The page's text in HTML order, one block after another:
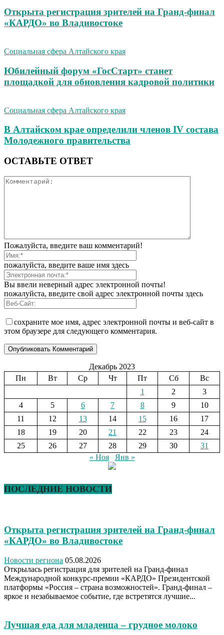
Открыта регистрация зрителей на Гранд-финал
«КАРДО» во Владивостоке
Социальная сфера Алтайского края
Юбилейный форум «ГосСтарт» станет
площадкой для обновления кадровой политики
Социальная сфера Алтайского края
В Алтайском крае определили членов IV состава
Молодежного правительства
ОСТАВЬТЕ ОТВЕТ
Пожалуйста, введите ваш комментарий!
пожалуйста, введите ваше имя здесь
Вы ввели неверный адрес электронной почты!
пожалуйста, введите свой адрес электронной почты здесь
сохраните мое имя, адрес электронной почты и веб-сайт в
этом браузере для следующего комментария.
Декабрь 2023
Пн
Вт Ср Чт Пт Сб
Вс
1
2
3
4
5 6 7 8 9
10
11
12 13 14 15 16
17
18
19 20 21 22 23
24
25
26 27 28 29 30
31
« Ноя
Янв »
ПОСЛЕДНИЕ НОВОСТИ
Открыта регистрация зрителей на Гранд-финал
«КАРДО» во Владивостоке
Новости региона 05.08.2026
Открылась регистрация для зрителей на Гранд-финал
Международной конкурс-премии «КАРДО» Президентской
платформы «Россия – страна возможностей». Гранд-финал –
яркое и незабываемое событие, где встретятся лучшие...
Лучшая еда для младенца – грудное молоко